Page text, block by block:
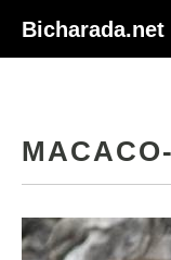
Bicharada.net